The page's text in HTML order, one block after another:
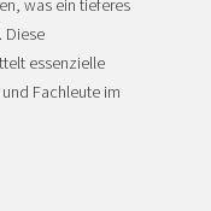
was ein tieferes
Diese
essenzielle
Fachleute im